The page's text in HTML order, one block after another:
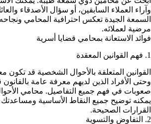
وآراء العملاء السابقين، أو سؤال الأصدقاء
السمعة الجيدة تعكس احترافية المحامي
مرضية لعملائه.
فوائد الاستعانة بمحامي قضايا أسرية
1. فهم القوانين المعقدة
القوانين المتعلقة بالأحوال الشخصية قد تكون
وحتى الأفراد الذين لديهم معرفة عامة
صعوبات في فهم جميع التفاصيل. محامي
يمكنه توضيح جميع النقاط الأساسية ومساعدتك
القرارات الصحيحة.
2. التفاوض والتسوية